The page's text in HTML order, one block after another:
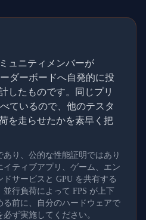
ュニティメンバーが
ダーボードへ自発的に投
したものです。同じプリ
ているので、他のテスタ
を走らせたかを素早く把
り、公的な性能証明ではあり
イティブアプリ、ゲーム、エン
サービスと GPU を共有する
行負荷によって FPS が上下
る前に、自分のハードウェアで
ず実施してください。